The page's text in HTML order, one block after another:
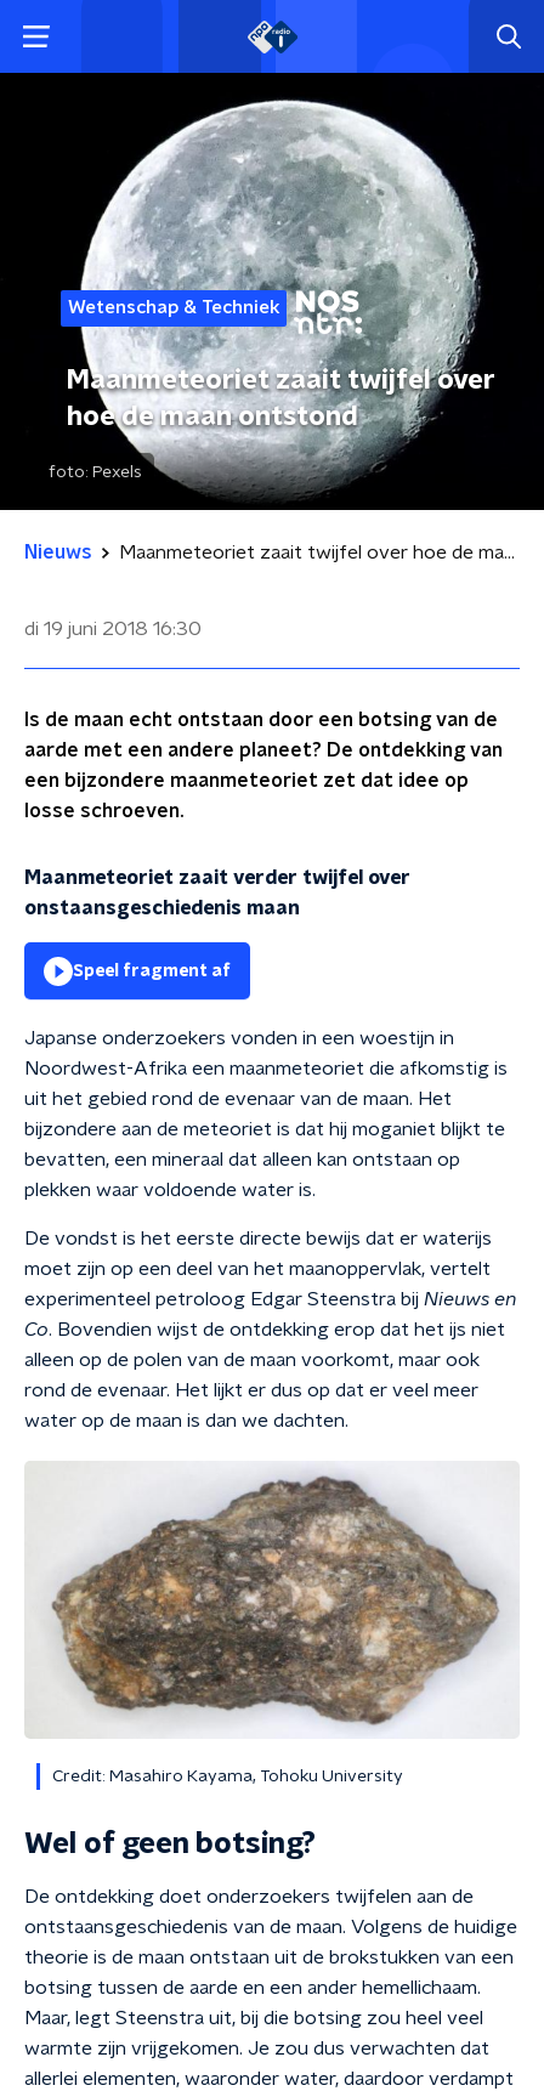
Wetenschap & Techniek
Maanmeteoriet zaait twijfel over
hoe de maan ontstond
foto: Pexels
Nieuws Maanmeteoriet zaait twijfel over hoe de maan ontstond
di 19 juni 2018 16:30
Is de maan echt ontstaan door een botsing van de
aarde met een andere planeet? De ontdekking van
een bijzondere maanmeteoriet zet dat idee op
losse schroeven.
Maanmeteoriet zaait verder twijfel over
onstaansgeschiedenis maan
Speel fragment af
Japanse onderzoekers vonden in een woestijn in
Noordwest-Afrika een maanmeteoriet die afkomstig is
uit het gebied rond de evenaar van de maan. Het
bijzondere aan de meteoriet is dat hij moganiet blijkt te
bevatten, een mineraal dat alleen kan ontstaan op
plekken waar voldoende water is.
De vondst is het eerste directe bewijs dat er waterijs
moet zijn op een deel van het maanoppervlak, vertelt
experimenteel petroloog Edgar Steenstra bij Nieuws en
Co. Bovendien wijst de ontdekking erop dat het ijs niet
alleen op de polen van de maan voorkomt, maar ook
rond de evenaar. Het lijkt er dus op dat er veel meer
water op de maan is dan we dachten.
Credit: Masahiro Kayama, Tohoku University
Wel of geen botsing?
De ontdekking doet onderzoekers twijfelen aan de
ontstaansgeschiedenis van de maan. Volgens de huidige
theorie is de maan ontstaan uit de brokstukken van een
botsing tussen de aarde en een ander hemellichaam.
Maar, legt Steenstra uit, bij die botsing zou heel veel
warmte zijn vrijgekomen. Je zou dus verwachten dat
allerlei elementen, waaronder water, daardoor verdampt